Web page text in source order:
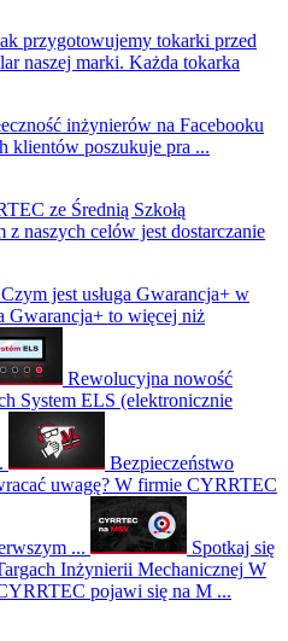
przygotowujemy tokarki przed
naszej marki. Każda tokarka
inżynierów na Facebooku
klientów poszukuje pra ...
ze Średnią Szkołą
z naszych celów jest dostarczanie
Czym jest usługa Gwarancja+ w
Gwarancja+ to więcej niż
Rewolucyjna nowość
System ELS (elektronicznie
Bezpieczeństwo
uwagę? W firmie CYRRTEC
...
Spotkaj się
Inżynierii Mechanicznej W
pojawi się na M ...